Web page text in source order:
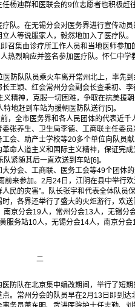
迪群和医联会的9位志愿者也积极赶
。在无锡分会对医务界进行宣传动员
人等说服家人，毅然地加入了医疗队。
集由诊疗所工作人员和当地医师参加
热烈响应并签名参加医疗队。怀仁中
队队员乘火车离开常州北上，率先到
王颖、红会常州分会副会长查秉初、
精神，克服一切困难，争取在抗美援
地赶到车站为援朝医防队送行[5]。
全市医务界和各人民团体的代表近千
张养生、卫生局李德、工商联主任委
会、助产士学校等20多个单位向队员
命人道主义和国际主义精神，保证完
紧随其后一直欢送到车站[6]。
会、工商联、医务工会等49个团体
来参加。2月24日，江阴在县中举行
民的灾害”。队长张宇和代表全体队员
，各界还举行了盛大的火炬游行，欢送
分会19人，常州分会13人，无锡分
服务站10人，无锡分会14人，南京分
二
队在北京集中编改期间，举行了短期
。常州分会的队员早在2月13日即到